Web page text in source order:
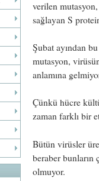
verilen
sağlayan S
Şubat ayından
mutasyon,
anlamına
Çünkü hücre
zaman farklı bir
Bütün virüsler
beraber
olmuyor.